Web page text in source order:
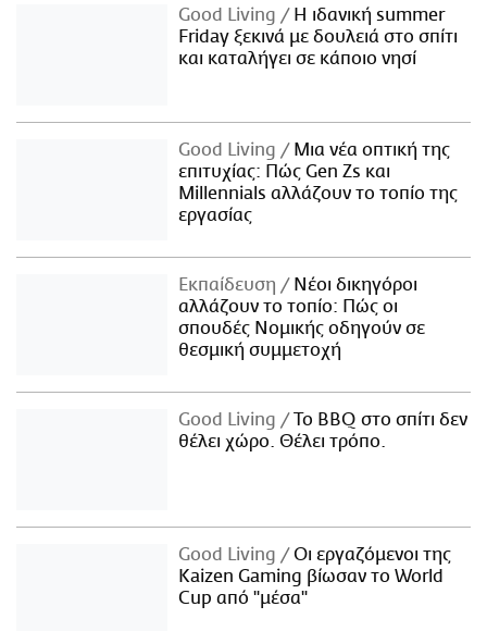
Good Living
Η ιδανική summer
Friday ξεκινά με δουλειά στο σπίτι
και καταλήγει σε κάποιο νησί
Good Living
Μια νέα οπτική της
επιτυχίας: Πώς Gen Zs και
Millennials αλλάζουν το τοπίο της
εργασίας
Εκπαίδευση
Νέοι δικηγόροι
αλλάζουν το τοπίο: Πώς οι
σπουδές Νομικής οδηγούν σε
θεσμική συμμετοχή
Good Living
Το BBQ στο σπίτι δεν
θέλει χώρο. Θέλει τρόπο.
Good Living
Οι εργαζόμενοι της
Kaizen Gaming βίωσαν το World
Cup από "μέσα"